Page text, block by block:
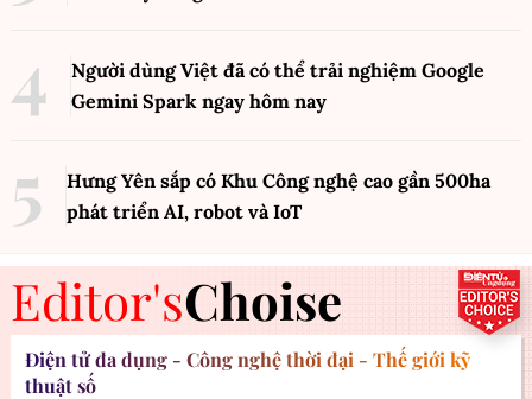
Người dùng Việt đã có thể trải nghiệm Google
Gemini Spark ngay hôm nay
Hưng Yên sắp có Khu Công nghệ cao gần 500ha
phát triển AI, robot và IoT
Editor'sChoise
Điện tử đa dụng - Công nghệ thời đại - Thế giới kỹ
thuật số